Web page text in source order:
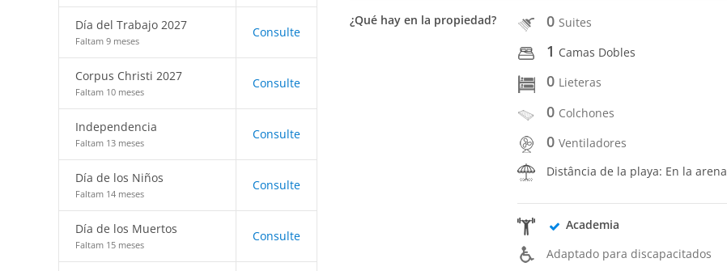
Día del Trabajo 2027
Faltam 9 meses
Consulte
Corpus Christi 2027
Faltam 10 meses
Consulte
Independencia
Faltam 13 meses
Consulte
Día de los Niños
Faltam 14 meses
Consulte
Día de los Muertos
Faltam 15 meses
Consulte
¿Qué hay en la propiedad? 0 Suites
1 Camas Dobles
0 Lieteras
0 Colchones
0Ventiladores
Distância de la playa: En la arena
Academia
Adaptado para discapacitados